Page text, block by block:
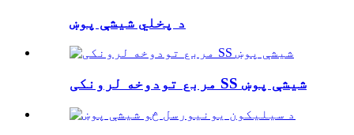
د پخلي شیشې پوښ
مربع تودوخه لرونکی SS شیشې پوښ